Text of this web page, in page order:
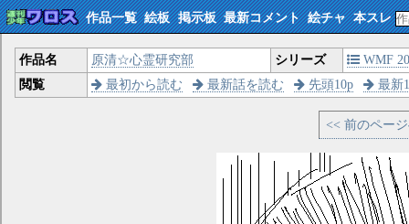
作品一覧 絵板 掲示板 最新コメント 絵チャ 本スレ
作品名 原清☆心霊研究部 シリーズ
WMF
閲覧
最初から読む 最新話を読む 先頭10p 最新
<< 前のペー